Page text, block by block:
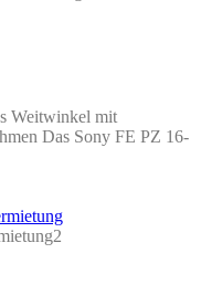
Weitwinkel mit
Das Sony FE PZ 16-